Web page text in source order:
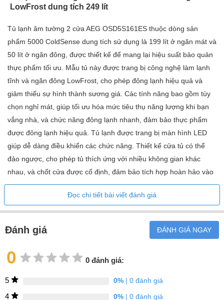
Hiệu quả năng lượng
Lớp hiệu suất năng lượng (tiêu chuẩn EU 2017/1369): E
Phân loại khí hậu (EU 2017/1369): SN-N-ST-T
Tiêu thụ năng lượng có trọng số tính bằng kilowatt-giờ mỗi năm
(kWh/năm) (EU) 2017/1369: 194
Công suất đông lạnh kg/24h (EU 2017/1369): 6.1
Tổng dung tích tủ lạnh (l) (EU 2017/1369): 199
Nhiệt độ môi trường tối thiểu °C (EU) 2017/1369: 10
Tiếng ồn xung quanh phát ra, Lớp (EU 2017/1369): B
Chỉ số hiệu quả năng lượng (EU 2017/1369): 100
Tần số (Hz): 50
Khác
Số lượng bộ điều nhiệt: 1
Số lượng ngôi sao đông lạnh: 4
Điều khiển: Điều khiển cảm ứng điện tử
LowFrost dung tích 249 lít
Tủ lạnh âm tường 2 cửa AEG OSD5S161ES thuộc dòng sản
phẩm 5000 ColdSense dung tích sử dụng là 199 lít ở ngăn mát và
50 lít ở ngăn đông, được thiết kế để mang lại hiệu suất bảo quản
thực phẩm tối ưu. Mẫu tủ này được trang bị công nghệ làm lạnh
tĩnh và ngăn đông LowFrost, cho phép đông lạnh hiệu quả và
giảm thiểu sự hình thành sương giá. Các tính năng bao gồm tùy
chọn nghỉ mát, giúp tối ưu hóa mức tiêu thụ năng lượng khi bạn
vắng nhà, và chức năng đông lạnh nhanh, đảm bảo thực phẩm
được đông lạnh hiệu quả. Tủ lạnh được trang bị màn hình LED
giúp dễ dàng điều khiển các chức năng. Thiết kế cửa tủ có thể
đảo ngược, cho phép tủ thích ứng với nhiều không gian khác
nhau, và chốt cửa được cố định, đảm bảo tích hợp hoàn hảo vào
nhà bếp.
ColdSense bảo vệ thực phẩm bằng cách
nhanh chóng khôi phục nhiệt độ
Đọc chi tiết bài viết đánh giá
Đánh giá ĐÁNH GIÁ NGAY
0 0 đánh giá:
5 0%| 0 đánh giá
4 0%| 0 đánh giá